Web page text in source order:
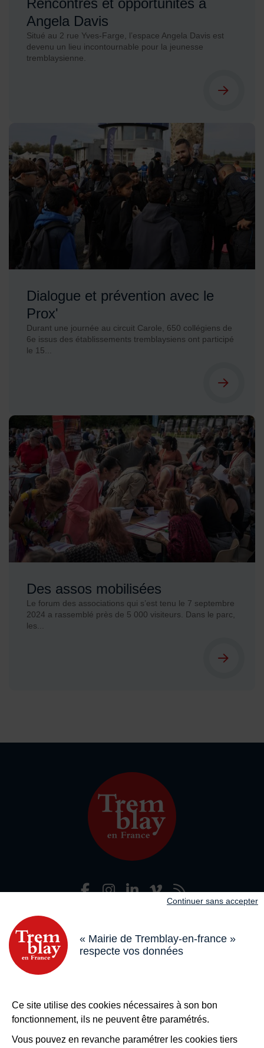
« Mairie de Tremblay-en-france »
respecte vos données
Ce site utilise des cookies nécessaires à son bon
fonctionnement, ils ne peuvent être paramétrés.
Vous pouvez en revanche paramétrer les cookies tiers
Continuer sans accepter
Rencontres et opportunités à
Angela Davis
Situé au 2 rue Yves-Farge, l’espace Angela Davis est
devenu un lieu incontournable pour la jeunesse
tremblaysienne.
Dialogue et prévention avec le
Prox'
Durant une journée au circuit Carole, 650 collégiens de
6e issus des établissements tremblaysiens ont participé
le 15...
Des assos mobilisées
Le forum des associations qui s’est tenu le 7 septembre
2024 a rassemblé près de 5 000 visiteurs. Dans le parc,
les...
Nous suivre
Facebook
InstagramLinkedIn
Adresse dans le pied de page
18 boulevard de l’Hôtel de Ville, 93290 Tremblay-en-France
Horaires
Du lundi au vendredi de 8h30 à 12h et de 13h à 17h
Le samedi de 8h30 à 12h
Bouton contacterNous contacter
Plus deTremblay !